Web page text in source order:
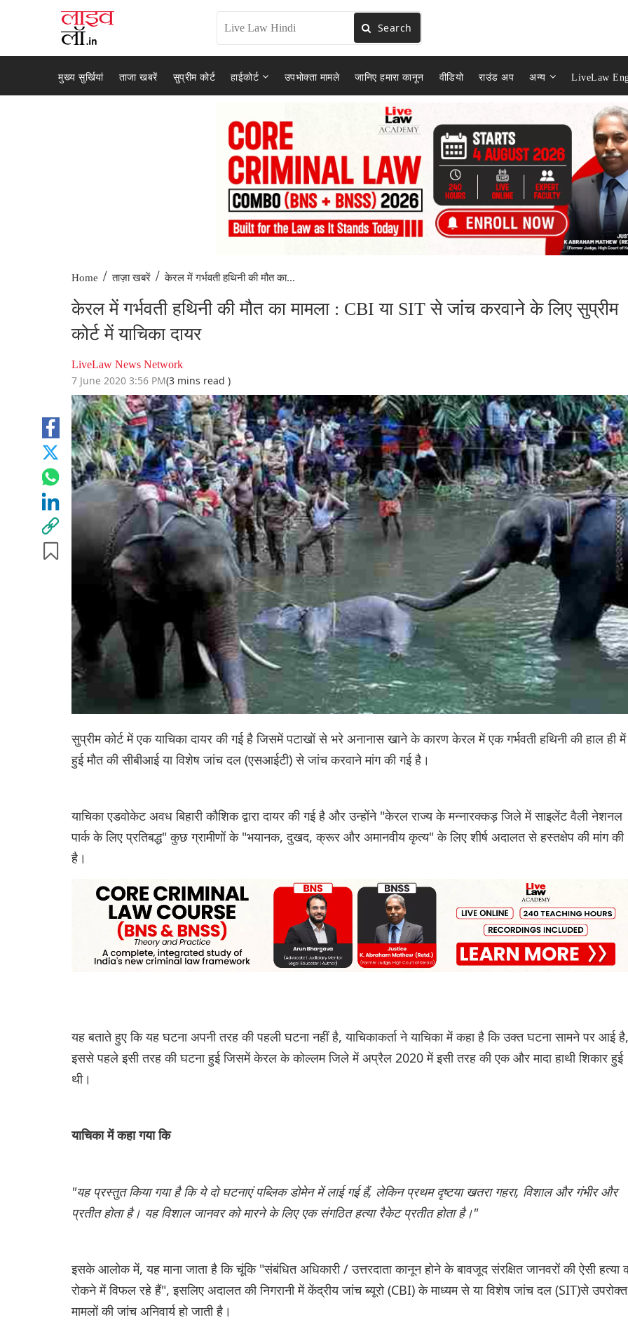
Search
मुख्य सुर्खियां ताजा खबरें सुप्रीम कोर्ट हाईकोर्ट उपभोक्ता मामले जानिए हमारा कानून वीडियो राउंड अप अन्य LiveLaw
Home / ताज़ा खबरें / केरल में गर्भवती हथिनी की मौत का...
केरल में गर्भवती हथिनी की मौत का मामला : CBI या SIT से जांंच करवाने के लिए सुप्रीम
कोर्ट में याचिका दायर
LiveLaw News Network
7 June 2020 3:56 PM(3 mins read )
सुप्रीम कोर्ट में एक याचिका दायर की गई है जिसमें पटाखों से भरे अनानास खाने के कारण केरल में एक गर्भवती हथिनी की हाल ही में
हुई मौत की सीबीआई या विशेष जांच दल (एसआईटी) से जांच करवाने मांग की गई है।
याचिका एडवोकेट अवध बिहारी कौशिक द्वारा दायर की गई है और उन्होंने "केरल राज्य के मन्नारक्कड़ जिले में साइलेंट वैली नेशनल
पार्क के लिए प्रतिबद्ध" कुछ ग्रामीणों के "भयानक, दुखद, क्रूर और अमानवीय कृत्य" के लिए शीर्ष अदालत से हस्तक्षेप की मांग की
है।
यह बताते हुए कि यह घटना अपनी तरह की पहली घटना नहीं है, याचिकाकर्ता ने याचिका में कहा है कि उक्त घटना सामने पर आई है,
इससे पहले इसी तरह की घटना हुई जिसमें केरल के कोल्लम जिले में अप्रैल 2020 में इसी तरह की एक और मादा हाथी शिकार हुई
थी।
याचिका में कहा गया कि
"यह प्रस्तुत किया गया है कि ये दो घटनाएं पब्लिक डोमेन में लाई गई हैं, लेकिन प्रथम दृष्टया खतरा गहरा, विशाल और गंभीर और
प्रतीत होता है। यह विशाल जानवर को मारने के लिए एक संगठित हत्या रैकेट प्रतीत होता है।"
इसके आलोक में, यह माना जाता है कि चूंकि "संबंधित अधिकारी / उत्तरदाता कानून होने के बावजूद संरक्षित जानवरों की ऐसी हत्या
रोकने में विफल रहे हैं", इसलिए अदालत की निगरानी में केंद्रीय जांच ब्यूरो (CBI) के माध्यम से या विशेष जांच दल (SIT)से उपरोक्त
मामलों की जांच अनिवार्य हो जाती है।